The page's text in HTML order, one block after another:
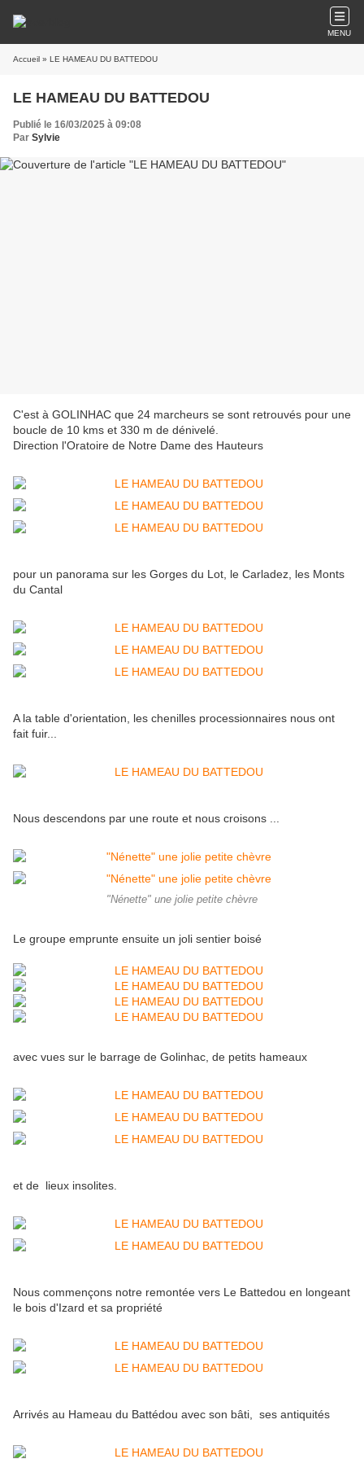
MENU
Accueil » LE HAMEAU DU BATTEDOU
LE HAMEAU DU BATTEDOU
Publié le 16/03/2025 à 09:08
Par Sylvie
C'est à GOLINHAC que 24 marcheurs se sont retrouvés pour une
boucle de 10 kms et 330 m de dénivelé.
Direction l'Oratoire de Notre Dame des Hauteurs
pour un panorama sur les Gorges du Lot, le Carladez, les Monts
du Cantal
A la table d'orientation, les chenilles processionnaires nous ont
fait fuir...
Nous descendons par une route et nous croisons ...
"Nénette" une jolie petite chèvre
Le groupe emprunte ensuite un joli sentier boisé
avec vues sur le barrage de Golinhac, de petits hameaux
et de lieux insolites.
Nous commençons notre remontée vers Le Battedou en longeant
le bois d'Izard et sa propriété
Arrivés au Hameau du Battédou avec son bâti, ses antiquités